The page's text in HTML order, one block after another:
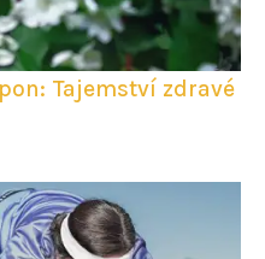
Tajemství zdravé